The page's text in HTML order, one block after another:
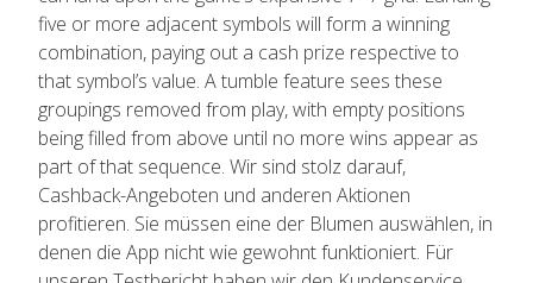
five or more adjacent symbols will form a winning
combination, paying out a cash prize respective to
that symbol’s value. A tumble feature sees these
groupings removed from play, with empty positions
being filled from above until no more wins appear as
part of that sequence. Wir sind stolz darauf,
Cashback-Angeboten und anderen Aktionen
profitieren. Sie müssen eine der Blumen auswählen, in
denen die App nicht wie gewohnt funktioniert. Für